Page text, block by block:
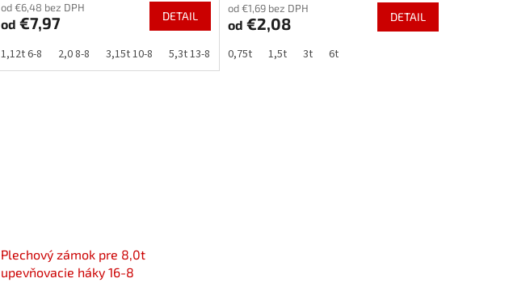
od €6,48 bez DPH
od €7,97 DETAIL
1,12t 6-8 2,0 8-8 3,15t 10-8 5,3t 13-8 8,0t 16-8
od €1,69 bez DPH
od €2,08 DETAIL
0,75t 1,5t 3t 6t
Plechový zámok pre 8,0t
upevňovacie háky 16-8